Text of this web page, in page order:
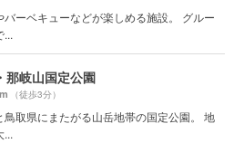
バーベキューなどが楽しめる施設。 グルー
...
那岐山国定公園
（徒歩3分）
鳥取県にまたがる山岳地帯の国定公園。 地
...